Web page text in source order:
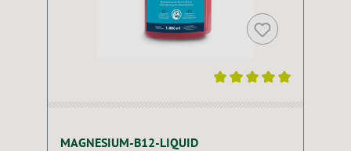
MAGNESIUM-B12-LIQUID